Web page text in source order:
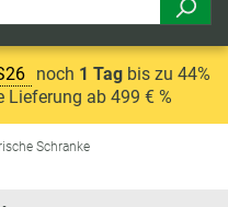
noch 1 Tagbis zu 44%
Lieferung ab 499 € %
Schranke